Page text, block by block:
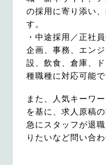
の採用に寄り添い
す。
・中途採用／正社
企画、事務、エン
設、飲食、倉庫、
種職種に対応可能で
また、人気キーワ
を基に、求人原稿
急にスタッフが退
りたいなど問い合